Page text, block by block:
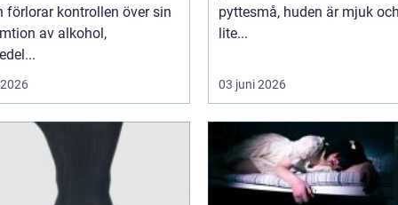
förlorar kontrollen över sin
av alkohol,
pyttesmå, huden är mjuk
lite...
03 juni 2026